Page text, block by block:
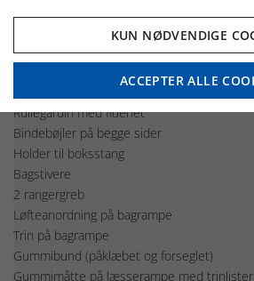
Aluminiumopbygning (ca. 1800 mm høj)
Polyestertag
Rullegardin med fluenet
Bindebøjler på begge sider
Holder til boksstang
Bagstivere
2 rangergreb
Løfteanordning på bagrampe
Trin på bagrampe
Gummibund (påklæbet og forseglet)
Gummimåtte på læsserampe med
KUN NØDVENDIGE
ACCEPTER ALLE